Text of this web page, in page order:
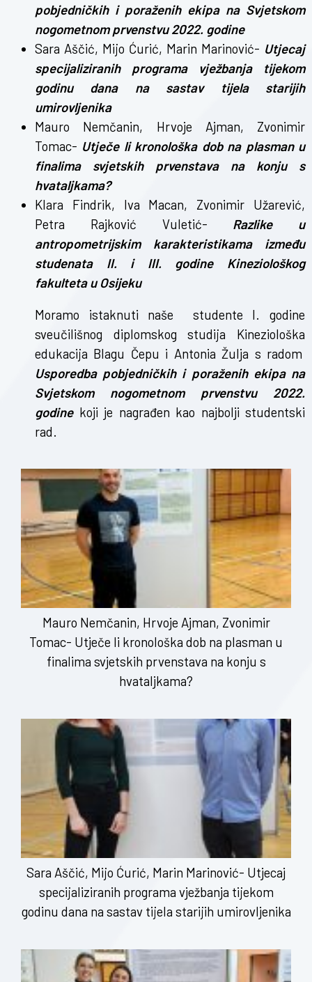
pobjedničkih i poraženih ekipa na Svjetskom
nogometnom prvenstvu 2022. godine
Sara Aščić, Mijo Ćurić, Marin Marinović- Utjecaj
specijaliziranih programa vježbanja tijekom
godinu dana na sastav tijela starijih
umirovljenika
Mauro Nemčanin, Hrvoje Ajman, Zvonimir
Tomac- Utječe li kronološka dob na plasman u
finalima svjetskih prvenstava na konju s
hvataljkama?
Klara Findrik, Iva Macan, Zvonimir Užarević,
Petra Rajković Vuletić- Razlike u
antropometrijskim karakteristikama između
studenata II. i III. godine Kineziološkog
fakulteta u Osijeku
Moramo istaknuti naše studente I. godine
sveučilišnog diplomskog studija Kineziološka
edukacija Blagu Čepu i Antonia Žulja s radom
Usporedba pobjedničkih i poraženih ekipa na
Svjetskom nogometnom prvenstvu 2022.
godine koji je nagrađen kao najbolji studentski
rad.
Mauro Nemčanin, Hrvoje Ajman, Zvonimir
Tomac- Utječe li kronološka dob na plasman u
finalima svjetskih prvenstava na konju s
hvataljkama?
Sara Aščić, Mijo Ćurić, Marin Marinović- Utjecaj
specijaliziranih programa vježbanja tijekom
godinu dana na sastav tijela starijih umirovljenika